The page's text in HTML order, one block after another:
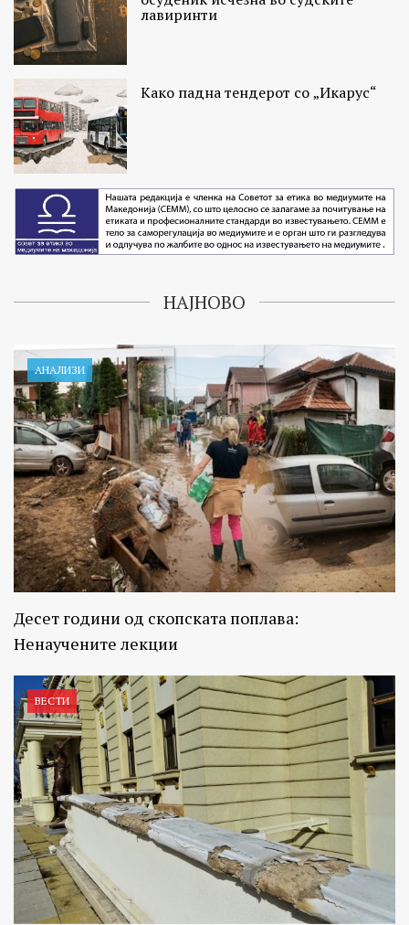
лавиринти
Како падна тендерот со „Икарус“
НАЈНОВО
АНАЛИЗИ
Десет години од скопската поплава:
Ненаучените лекции
ВЕСТИ